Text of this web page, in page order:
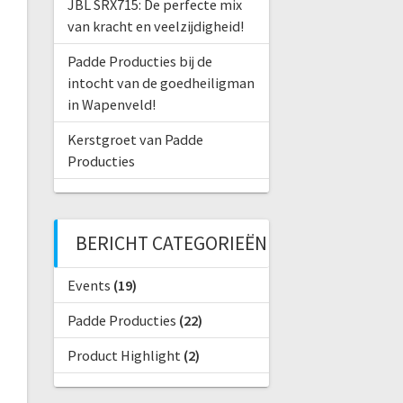
JBL SRX715: De perfecte mix
van kracht en veelzijdigheid!
Padde Producties bij de
intocht van de goedheiligman
in Wapenveld!
Kerstgroet van Padde
Producties
BERICHT CATEGORIEËN
Events (19)
Padde Producties (22)
Product Highlight(2)